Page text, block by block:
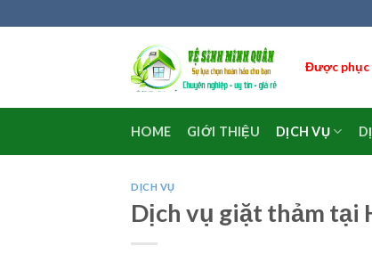
to
Được phục
HOME GIỚI THIỆU DỊCH VỤ
DỊCH VỤ
Dịch vụ giặt thảm tại